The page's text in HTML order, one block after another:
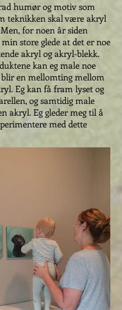
humør og motiv som
teknikken skal være akryl
for noen år siden
store glede at det er noe
akryl og akryl-blekk.
kan eg male noe
en mellomting mellom
Eg kan få fram lyset og
og samtidig male
akryl. Eg gleder meg til å
med dette